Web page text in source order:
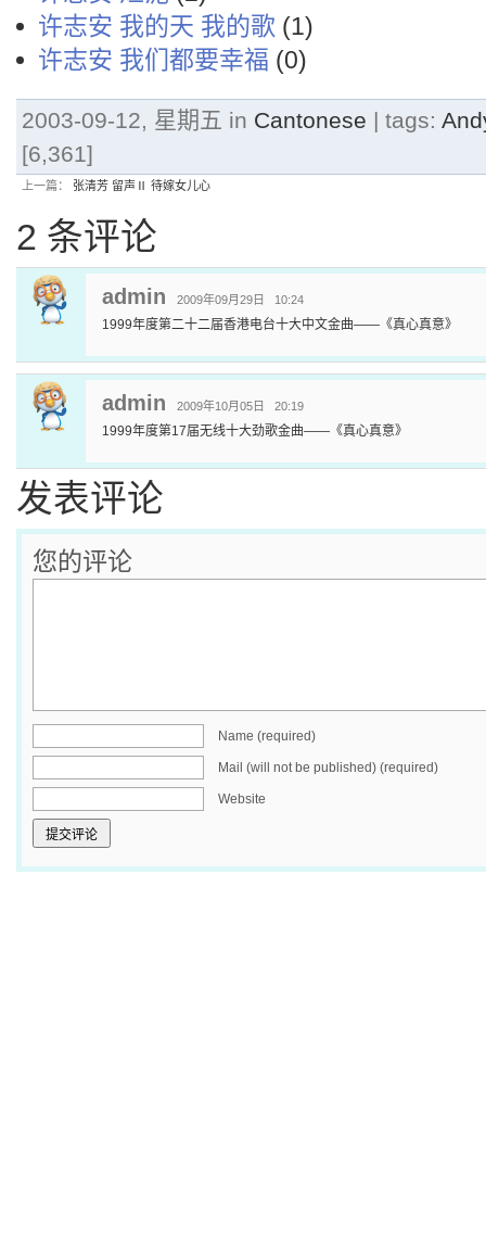
许志安 我的天 我的歌 (1)
许志安 我们都要幸福 (0)
2003-09-12, 星期五 in Cantonese | tags:
[6,361]
上一篇： 张清芳 留声Ⅱ 待嫁女儿心
2 条评论
admin 2009年09月29日 10:24
1999年度第二十二届香港电台十大中文金曲——《真心真意》
admin 2009年10月05日 20:19
1999年度第17届无线十大劲歌金曲——《真心真意》
发表评论
您的评论
Name (required)
Mail (will not be published) (required)
Website